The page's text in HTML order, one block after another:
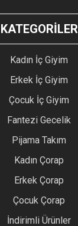
KATEGORİLER
Kadın İç Giyim
Erkek İç Giyim
Çocuk İç Giyim
Fantezi Gecelik
Pijama Takım
Kadın Çorap
Erkek Çorap
Çocuk Çorap
İndirimli Ürünler